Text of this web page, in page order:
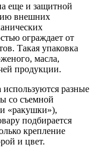
еще и защитной
внешних
ограждает от
Такая упаковка
масла,
продукции.
разные
со съемной
«ракушки»),
подбирается
крепление
и цвет.